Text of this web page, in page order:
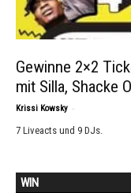
Gewinne 2×2
mit Silla, Shacke
Krissi Kowsky -
7 Liveacts und 9 DJs.
WIN